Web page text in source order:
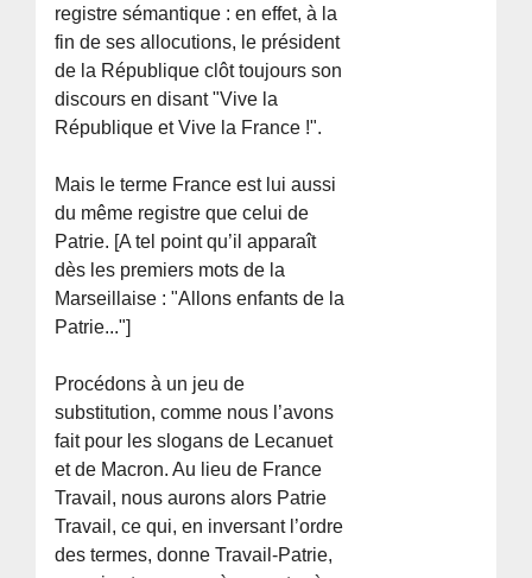
registre sémantique : en effet, à la
fin de ses allocutions, le président
de la République clôt toujours son
discours en disant "Vive la
République et Vive la France !".
Mais le terme France est lui aussi
du même registre que celui de
Patrie. [A tel point qu’il apparaît
dès les premiers mots de la
Marseillaise : "Allons enfants de la
Patrie..."]
Procédons à un jeu de
substitution, comme nous l’avons
fait pour les slogans de Lecanuet
et de Macron. Au lieu de France
Travail, nous aurons alors Patrie
Travail, ce qui, en inversant l’ordre
des termes, donne Travail-Patrie,